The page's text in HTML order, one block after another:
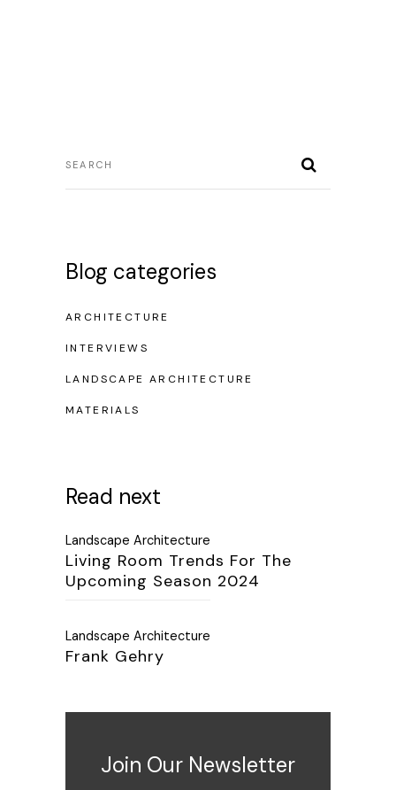
Blog categories
ARCHITECTURE
INTERVIEWS
LANDSCAPE ARCHITECTURE
MATERIALS
Read next
Landscape Architecture
Living Room Trends For The
Upcoming Season 2024
Landscape Architecture
Frank Gehry
Join Our Newsletter